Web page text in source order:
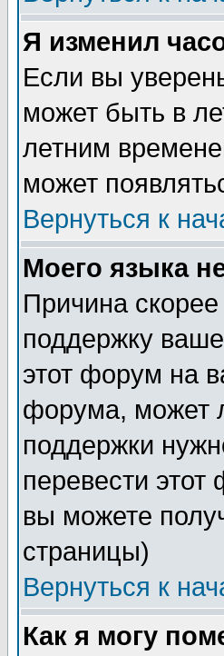
Я изменил
Если вы
может быть в
летним
может
Вернуться к
Моего языка
Причина
поддержку
этот форум на
форума, может
поддержки
перевести
вы можете
страницы)
Вернуться к
Как я могу